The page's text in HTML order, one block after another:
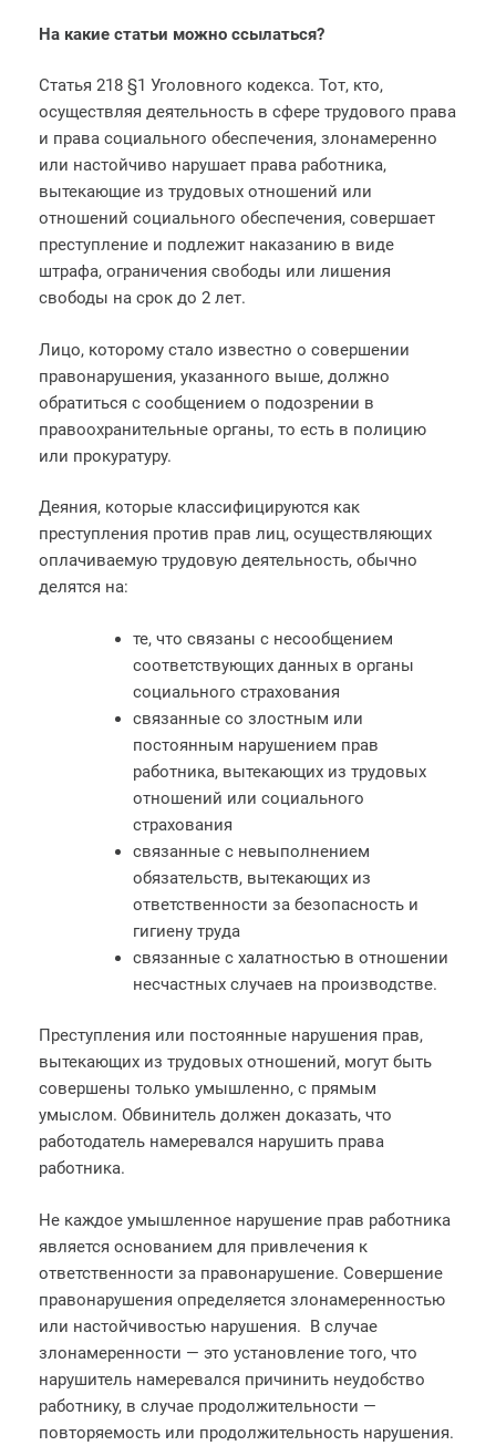
На какие статьи можно ссылаться?
Статья 218 §1 Уголовного кодекса. Тот, кто,
осуществляя деятельность в сфере трудового права
и права социального обеспечения, злонамеренно
или настойчиво нарушает права работника,
вытекающие из трудовых отношений или
отношений социального обеспечения, совершает
преступление и подлежит наказанию в виде
штрафа, ограничения свободы или лишения
свободы на срок до 2 лет.
Лицо, которому стало известно о совершении
правонарушения, указанного выше, должно
обратиться с сообщением о подозрении в
правоохранительные органы, то есть в полицию
или прокуратуру.
Деяния, которые классифицируются как
преступления против прав лиц, осуществляющих
оплачиваемую трудовую деятельность, обычно
делятся на:
те, что связаны с несообщением
соответствующих данных в органы
социального страхования
связанные со злостным или
постоянным нарушением прав
работника, вытекающих из трудовых
отношений или социального
страхования
связанные с невыполнением
обязательств, вытекающих из
ответственности за безопасность и
гигиену труда
связанные с халатностью в отношении
несчастных случаев на производстве.
Преступления или постоянные нарушения прав,
вытекающих из трудовых отношений, могут быть
совершены только умышленно, с прямым
умыслом. Обвинитель должен доказать, что
работодатель намеревался нарушить права
работника.
Не каждое умышленное нарушение прав работника
является основанием для привлечения к
ответственности за правонарушение. Совершение
правонарушения определяется злонамеренностью
или настойчивостью нарушения. В случае
злонамеренности — это установление того, что
нарушитель намеревался причинить неудобство
работнику, в случае продолжительности —
повторяемость или продолжительность нарушения.